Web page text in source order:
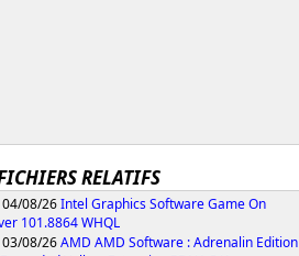
RELATIFS
04/08/26Intel Graphics Software Game On
101.8864 WHQL
03/08/26AMD AMD Software : Adrenalin Edition